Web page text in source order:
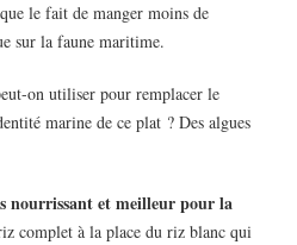
le fait de manger moins de
sur la faune maritime.
on utiliser pour remplacer le
marine de ce plat ? Des algues
nourrissant et meilleur pour la
complet à la place du riz blanc qui